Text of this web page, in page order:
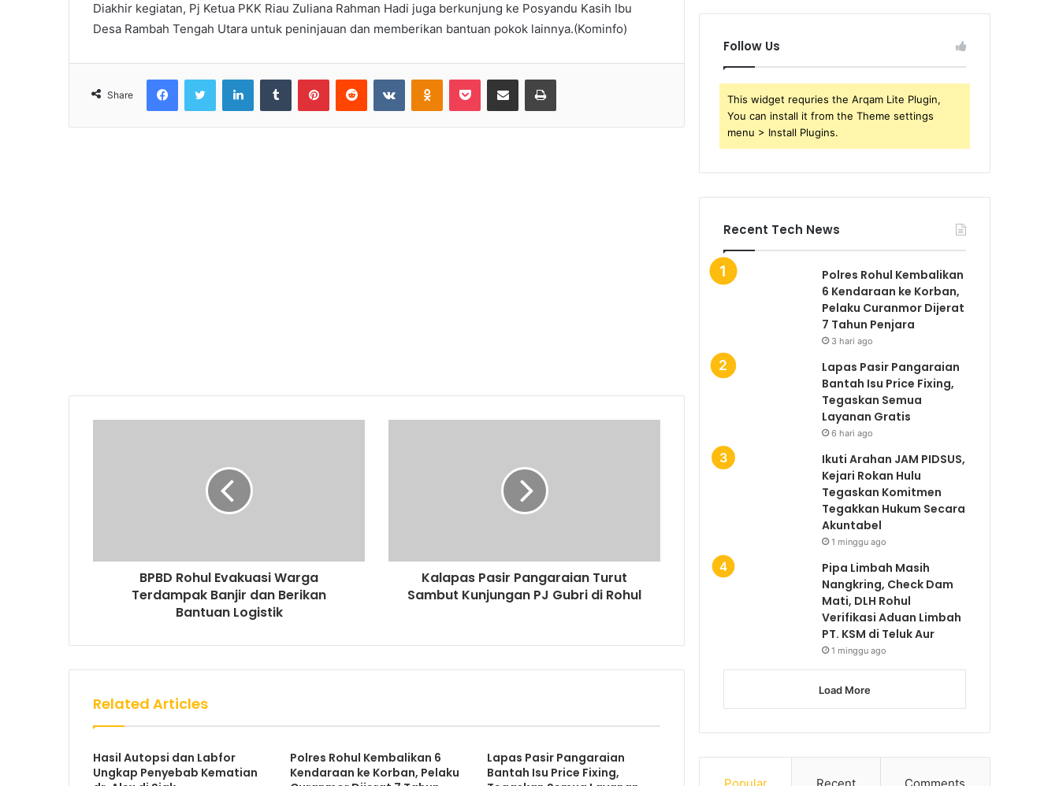
Diakhir kegiatan, Pj Ketua PKK Riau Zuliana Rahman Hadi juga berkunjung ke Posyandu Kasih Ibu
Desa Rambah Tengah Utara untuk peninjauan dan memberikan bantuan pokok lainnya.(Kominfo)
Share
FacebookTwitter LinkedInTumblr PinterestReddit VKontakteOdnoklassniki
Pocket Share via Email Print
BPBD Rohul Evakuasi Warga
Terdampak Banjir dan Berikan
Bantuan Logistik
Kalapas Pasir Pangaraian Turut
Sambut Kunjungan PJ Gubri di Rohul
Related Articles
Hasil Autopsi dan Labfor
Ungkap Penyebab Kematian
Polres Rohul Kembalikan 6
Kendaraan ke Korban, Pelaku
Lapas Pasir Pangaraian
Bantah Isu Price Fixing,
Follow Us
This widget requries the Arqam Lite Plugin,
You can install it from the Theme settings
menu > Install Plugins.
Recent Tech News
Polres Rohul Kembalikan
6 Kendaraan ke Korban,
Pelaku Curanmor Dijerat
7 Tahun Penjara
3 hari ago
Lapas Pasir Pangaraian
Bantah Isu Price Fixing,
Tegaskan Semua
Layanan Gratis
6 hari ago
Ikuti Arahan JAM PIDSUS,
Kejari Rokan Hulu
Tegaskan Komitmen
Tegakkan Hukum Secara
Akuntabel
1 minggu ago
Pipa Limbah Masih
Nangkring, Check Dam
Mati, DLH Rohul
Verifikasi Aduan Limbah
PT. KSM di Teluk Aur
1 minggu ago
Load More